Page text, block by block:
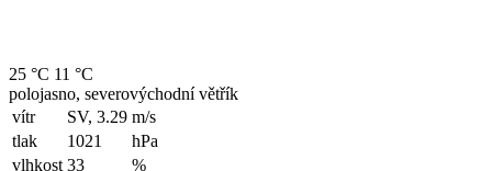
25 °C 11 °C
polojasno, severovýchodní větřík
vítr
SV, 3.29 m/s
tlak
1021
hPa
vlhkost 33
%